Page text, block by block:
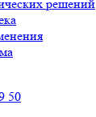
решений
50